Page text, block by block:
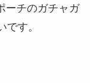
ーチのガチャガ
す。